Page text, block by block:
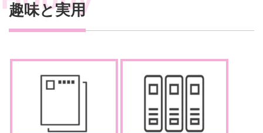
趣味と実用